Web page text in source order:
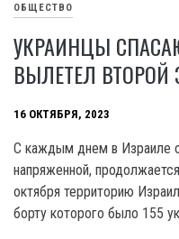
ОБЩЕСТВО
УКРАИНЦЫ
ВЫЛЕТЕЛ
16 ОКТЯБРЯ, 2023
С каждым днем в Израиле
напряженной,
октября территорию
борту которого было 155